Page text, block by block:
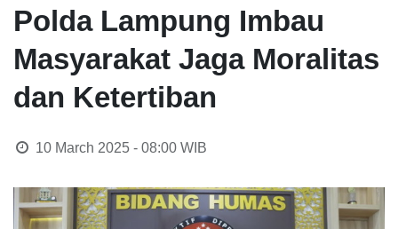
Polda Lampung Imbau
Masyarakat Jaga Moralitas
dan Ketertiban
10 March 2025 - 08:00WIB